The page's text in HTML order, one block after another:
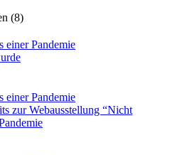
(8)
einer Pandemie
einer Pandemie
zur Webausstellung “Nicht